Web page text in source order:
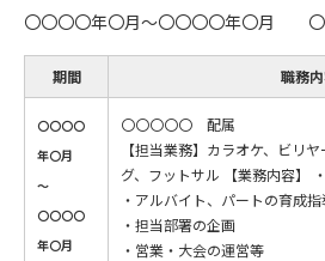
〇〇〇〇年〇月～〇〇〇〇年〇月 〇
期間 職務
〇〇〇〇
年〇月
～
〇〇〇〇
年〇月
〇〇〇〇〇 配属
【担当業務】カラオケ、ビリ
グ、フットサル 【業務内容】
・アルバイト、パートの育成指
・担当部署の企画
・営業・大会の運営等